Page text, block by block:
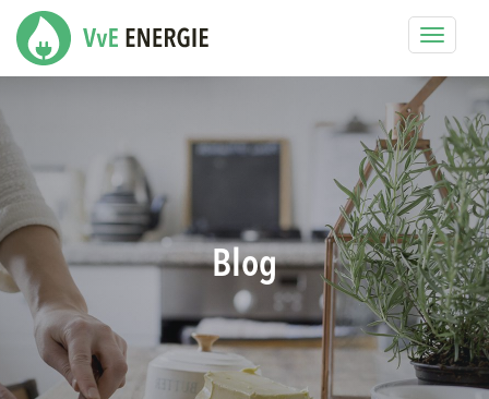
Toggle
Blog